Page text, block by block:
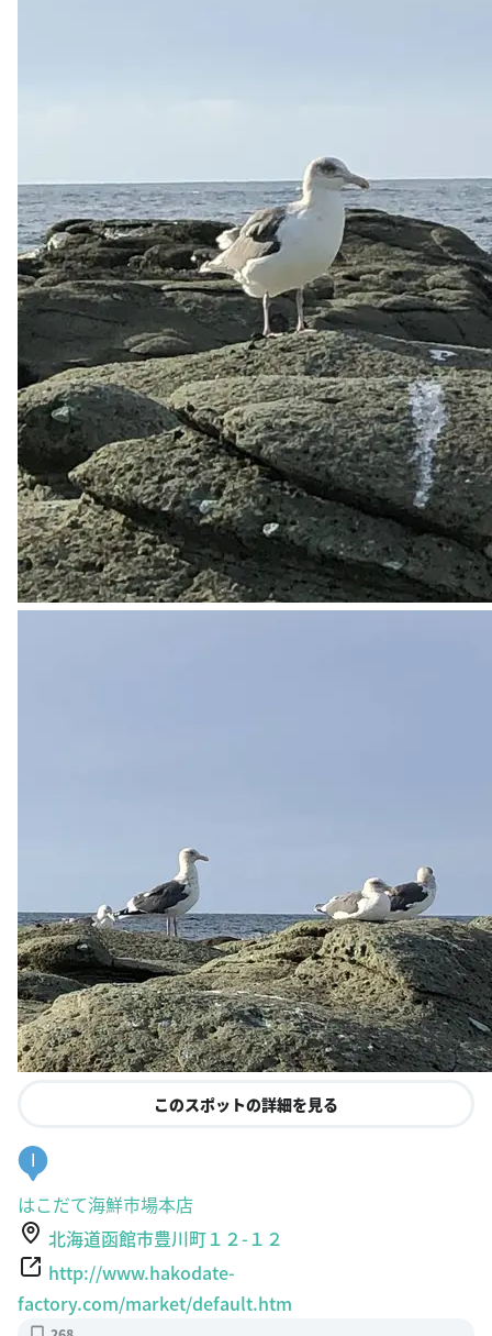
このスポットの詳細を見る
I
はこだて海鮮市場本店
北海道函館市豊川町１２-１２
http://www.hakodate-
factory.com/market/default.htm